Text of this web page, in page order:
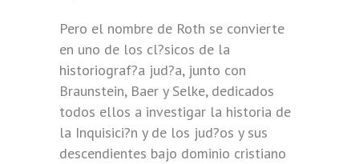
Pero el nombre de Roth se convierte
en uno de los cl?sicos de la
historiograf?a jud?a, junto con
Braunstein, Baer y Selke, dedicados
todos ellos a investigar la historia de
la Inquisici?n y de los jud?os y sus
descendientes bajo dominio cristiano